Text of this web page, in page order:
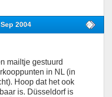
2004
mailtje gestuurd
in NL (in
Hoop dat het ook
is. Düsseldorf is